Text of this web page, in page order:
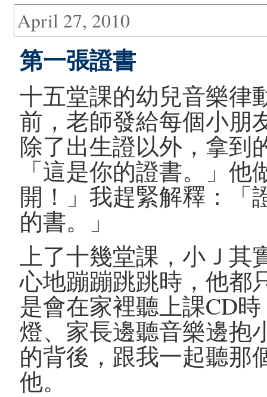
April 27, 2010
第一張證書
十五堂課的幼兒音樂律
前，老師發給每個小朋
除了出生證以外，拿到
「這是你的證書。」
開！」我趕緊解釋：「
的書。」
上了十幾堂課，小Ｊ其
心地蹦蹦跳跳時，他都
是會在家裡聽上課CD
燈、家長邊聽音樂邊抱
的背後，跟我一起聽那
他。